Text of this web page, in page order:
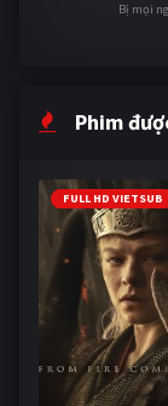
Bị mọi
Phim
FULL HD VIETSUB